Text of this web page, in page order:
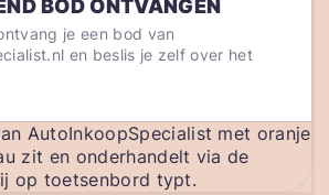
BOD ONTVANGEN
je een bod van
en beslis je zelf over het